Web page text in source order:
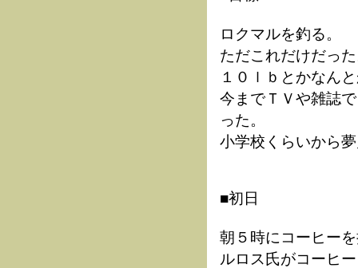
ロクマルを釣る。
ただこれだけだっ
１０ｌｂとかなん
今までＴＶや雑誌
った。
小学校くらいから
■初日
朝５時にコーヒー
ルロス氏がコーヒ